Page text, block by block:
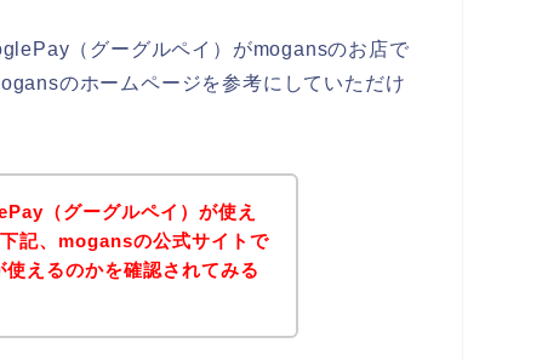
（グーグルペイ）がmogansのお店で
のホームページを参考にしていただけ
（グーグルペイ）が使え
記、mogansの公式サイトで
えるのかを確認されてみる